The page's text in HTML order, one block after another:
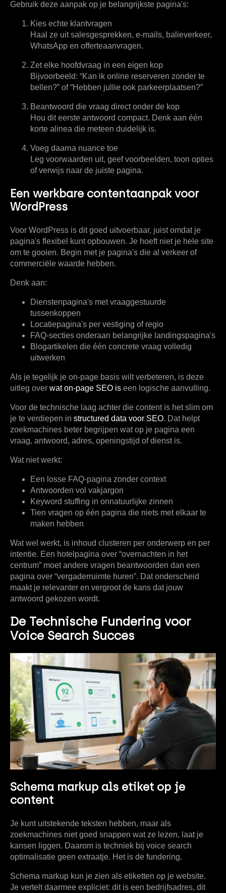
Gebruik deze aanpak op je belangrijkste pagina's:
Kies echte klantvragen
Haal ze uit salesgesprekken, e-mails, balieverkeer,
WhatsApp en offerteaanvragen.
Zet elke hoofdvraag in een eigen kop
Bijvoorbeeld: “Kan ik online reserveren zonder te
bellen?” of “Hebben jullie ook parkeerplaatsen?”
Beantwoord die vraag direct onder de kop
Hou dit eerste antwoord compact. Denk aan één
korte alinea die meteen duidelijk is.
Voeg daarna nuance toe
Leg voorwaarden uit, geef voorbeelden, toon opties
of verwijs naar de juiste pagina.
Een werkbare contentaanpak voor
WordPress
Voor WordPress is dit goed uitvoerbaar, juist omdat je
pagina's flexibel kunt opbouwen. Je hoeft niet je hele site
om te gooien. Begin met je pagina's die al verkeer of
commerciële waarde hebben.
Denk aan:
Dienstenpagina's met vraaggestuurde
tussenkoppen
Locatiepagina's per vestiging of regio
FAQ-secties onderaan belangrijke landingspagina's
Blogartikelen die één concrete vraag volledig
uitwerken
Als je tegelijk je on-page basis wilt verbeteren, is deze
uitleg over wat on-page SEO is een logische aanvulling.
Voor de technische laag achter die content is het slim om
je te verdiepen in structured data voor SEO. Dat helpt
zoekmachines beter begrijpen wat op je pagina een
vraag, antwoord, adres, openingstijd of dienst is.
Wat niet werkt:
Een losse FAQ-pagina zonder context
Antwoorden vol vakjargon
Keyword stuffing in onnatuurlijke zinnen
Tien vragen op één pagina die niets met elkaar te
maken hebben
Wat wel werkt, is inhoud clusteren per onderwerp en per
intentie. Een hotelpagina over “overnachten in het
centrum” moet andere vragen beantwoorden dan een
pagina over “vergaderruimte huren”. Dat onderscheid
maakt je relevanter en vergroot de kans dat jouw
antwoord gekozen wordt.
De Technische Fundering voor
Voice Search Succes
Schema markup als etiket op je
content
Je kunt uitstekende teksten hebben, maar als
zoekmachines niet goed snappen wat ze lezen, laat je
kansen liggen. Daarom is techniek bij voice search
optimalisatie geen extraatje. Het is de fundering.
Schema markup kun je zien als etiketten op je website.
Je vertelt daarmee expliciet: dit is een bedrijfsadres, dit